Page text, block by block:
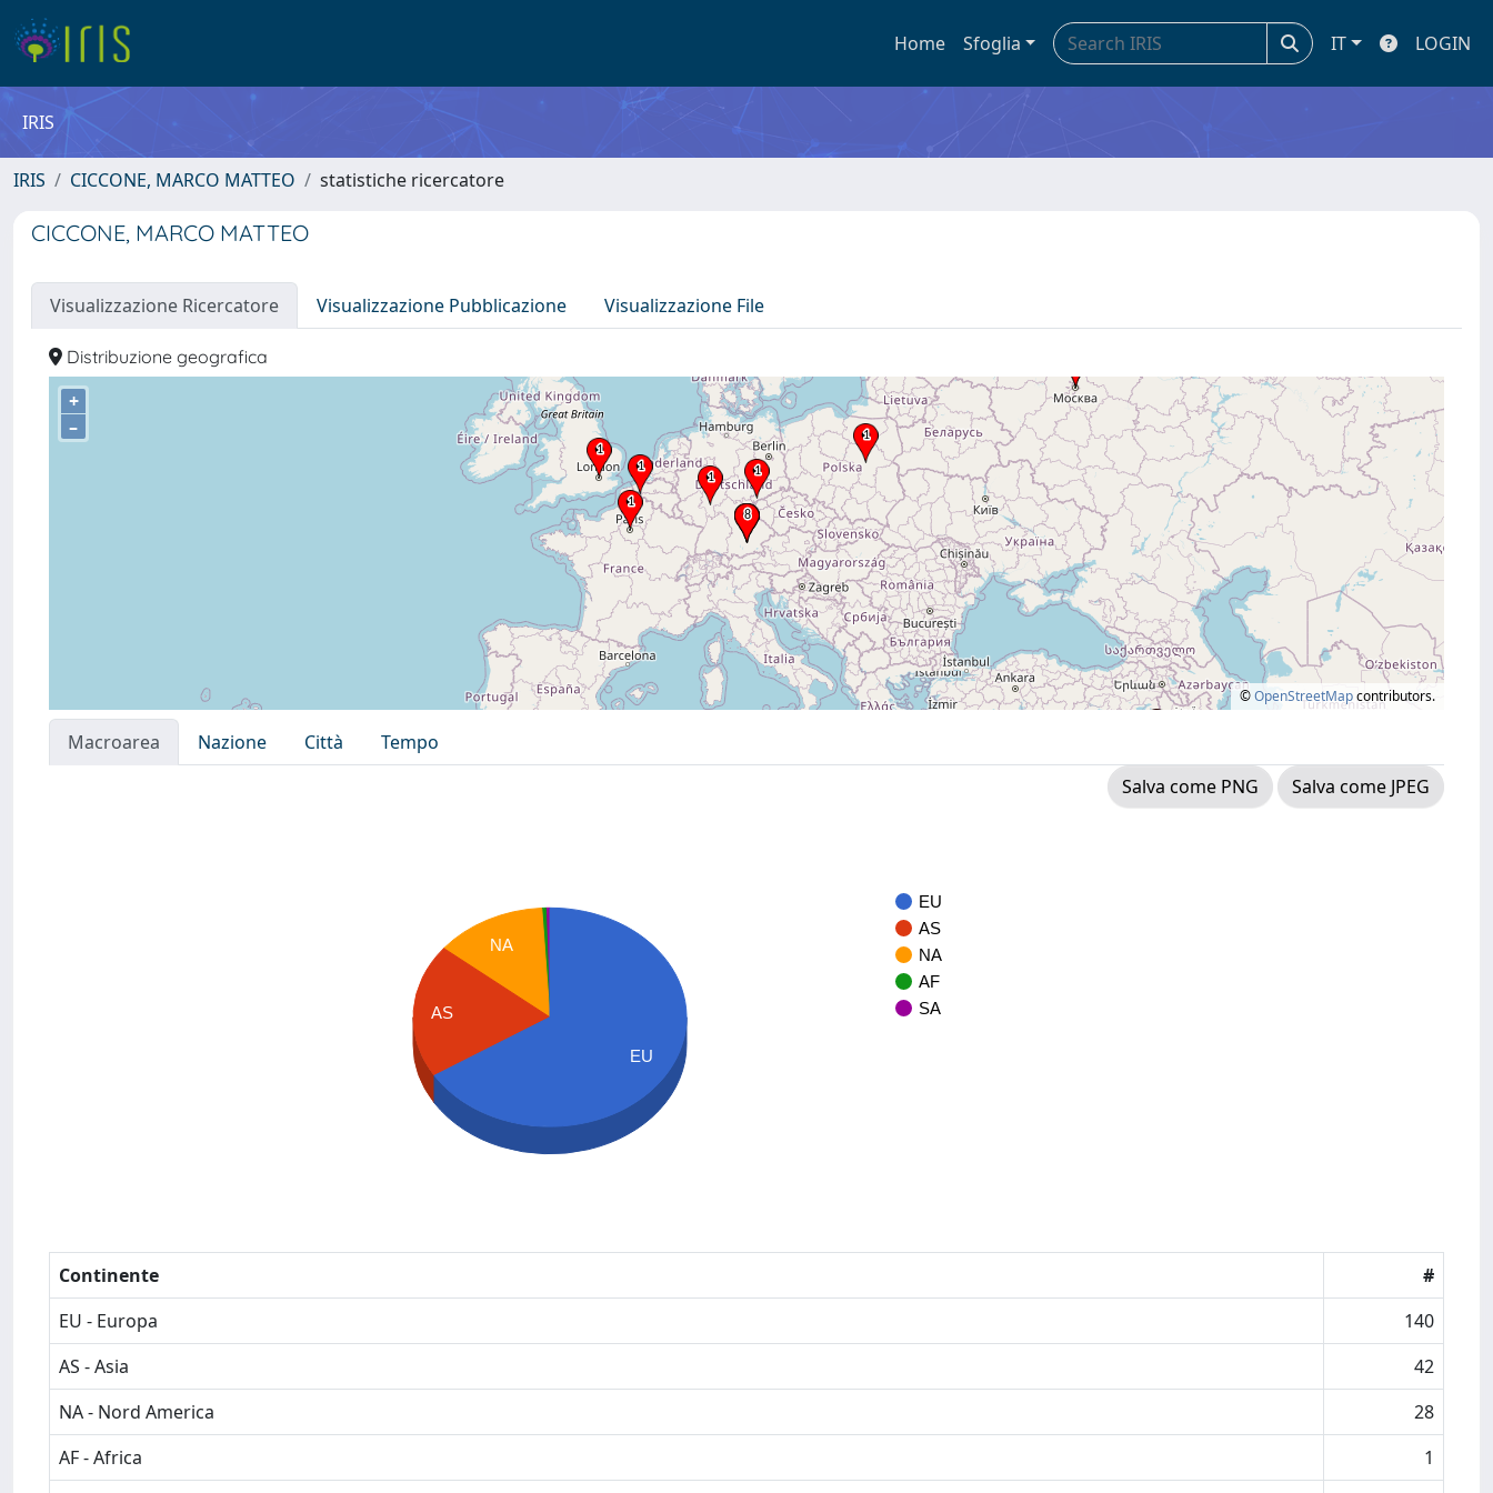
Home Sfoglia IT LOGIN
IRIS
IRIS CICCONE, MARCO MATTEO statistiche ricercatore
CICCONE, MARCO MATTEO
Visualizzazione Ricercatore Visualizzazione Pubblicazione Visualizzazione File
Distribuzione geografica
+
–
©OpenStreetMapcontributors.
Macroarea Nazione Città
Tempo
Salva come PNG
Salva come JPEG
EU
AS
NA
AF
SA
NA
AS
EU
Continente
#
EU - Europa
140
AS - Asia
42
NA - Nord America
28
AF - Africa
1